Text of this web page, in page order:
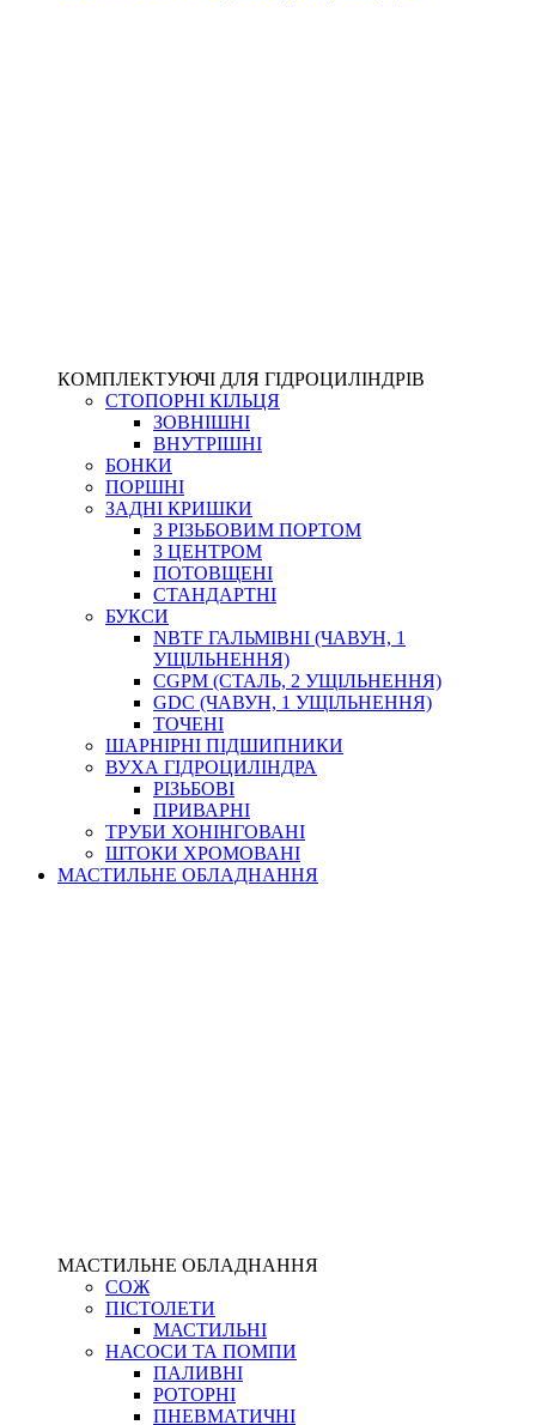
КОМПЛЕКТУЮЧІ ДЛЯ ГІДРОЦИЛІНДРІВ
СТОПОРНІ КІЛЬЦЯ
ЗОВНІШНІ
ВНУТРІШНІ
БОНКИ
ПОРШНІ
ЗАДНІ КРИШКИ
З РІЗЬБОВИМ ПОРТОМ
З ЦЕНТРОМ
ПОТОВЩЕНІ
СТАНДАРТНІ
БУКСИ
NBTF ГАЛЬМІВНІ (ЧАВУН, 1
УЩІЛЬНЕННЯ)
CGPM (СТАЛЬ, 2 УЩІЛЬНЕННЯ)
GDC (ЧАВУН, 1 УЩІЛЬНЕННЯ)
ТОЧЕНІ
ШАРНІРНІ ПІДШИПНИКИ
ВУХА ГІДРОЦИЛІНДРА
РІЗЬБОВІ
ПРИВАРНІ
ТРУБИ ХОНІНГОВАНІ
ШТОКИ ХРОМОВАНІ
МАСТИЛЬНЕ ОБЛАДНАННЯ
МАСТИЛЬНЕ ОБЛАДНАННЯ
СОЖ
ПІСТОЛЕТИ
МАСТИЛЬНІ
НАСОСИ ТА ПОМПИ
ПАЛИВНІ
РОТОРНІ
ПНЕВМАТИЧНІ